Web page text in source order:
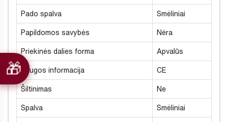
Pado spalva Smėliniai
Papildomos savybės Nėra
Priekinės dalies forma Apvalūs
Saugos informacija CE
Šiltinimas Ne
Spalva Smėliniai